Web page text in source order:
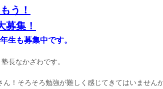
う！
募集！
生も募集中です。
長なかざわです。
ん！そろそろ勉強が難しく感じてきてはいません